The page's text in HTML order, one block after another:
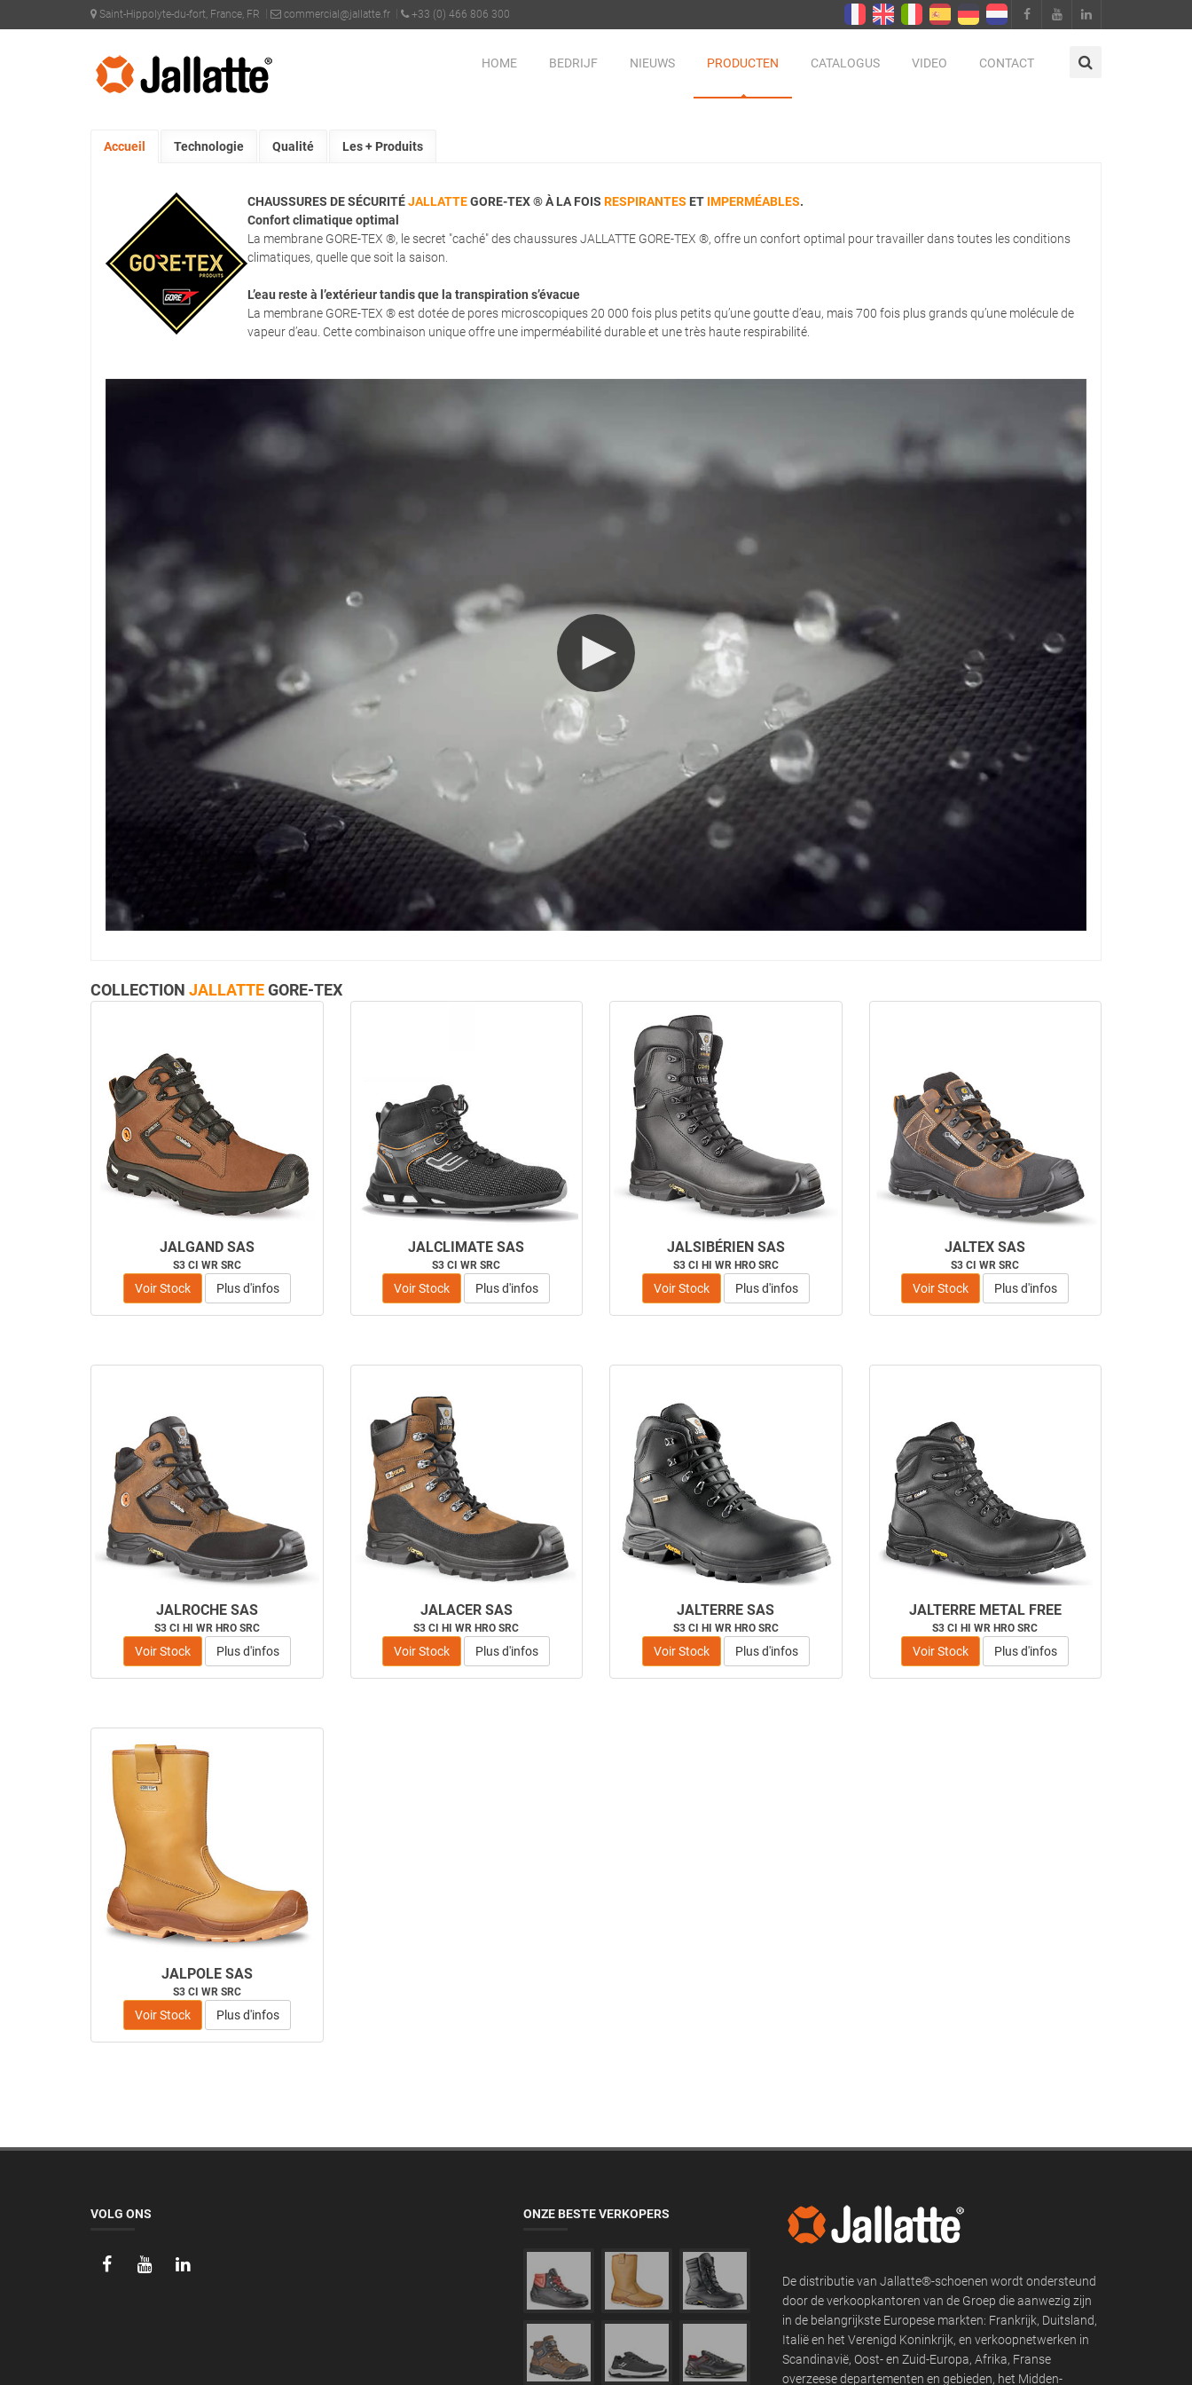
Saint-Hippolyte-du-fort, France, FR commercial@jallatte.fr +33 (0) 466 806 300
HOME BEDRIJF NIEUWS PRODUCTEN CATALOGUS VIDEO CONTACT
PRODUITS > TECHNOLOGIES >GORE-TEX
Accueil Technologie Qualité Les + Produits
CHAUSSURES DE SÉCURITÉJALLATTEGORE-TEX ®À LA FOIS RESPIRANTES ET IMPERMÉABLES.
Confort climatique optimal
La membrane GORE-TEX ®, le secret "caché" des chaussures JALLATTE GORE-TEX ®, offre un confort optimal pour travailler dans toutes les conditions
climatiques, quelle que soit la saison.
L’eau reste à l’extérieur tandis que la transpiration s’évacue
La membrane GORE-TEX ® est dotée de pores microscopiques 20 000 fois plus petits qu’une goutte d’eau, mais 700 fois plus grands qu’une molécule de
vapeur d’eau. Cette combinaison unique offre une imperméabilité durable et une très haute respirabilité.
COLLECTION JALLATTEGORE-TEX
JALGAND SAS
S3 CI WR SRC
Voir Stock Plus d'infos
JALCLIMATE SAS
S3 CI WR SRC
Voir Stock Plus d'infos
JALSIBÉRIEN SAS
S3 CI HI WR HRO SRC
Voir Stock Plus d'infos
JALTEX SAS
S3 CI WR SRC
Voir Stock Plus d'infos
JALROCHE SAS
S3 CI HI WR HRO SRC
Voir Stock Plus d'infos
JALACER SAS
S3 CI HI WR HRO SRC
Voir Stock Plus d'infos
JALTERRE SAS
S3 CI HI WR HRO SRC
Voir Stock Plus d'infos
JALTERRE METAL FREE
S3 CI HI WR HRO SRC
Voir Stock Plus d'infos
JALPOLE SAS
S3 CI WR SRC
Voir Stock Plus d'infos
VOLG ONS ONZE BESTE VERKOPERS
De distributie van Jallatte®-schoenen wordt ondersteund
door de verkoopkantoren van de Groep die aanwezig zijn
in de belangrijkste Europese markten: Frankrijk, Duitsland,
Italië en het Verenigd Koninkrijk, en verkoopnetwerken in
Scandinavië, Oost- en Zuid-Europa, Afrika, Franse
overzeese departementen en gebieden, het Midden-